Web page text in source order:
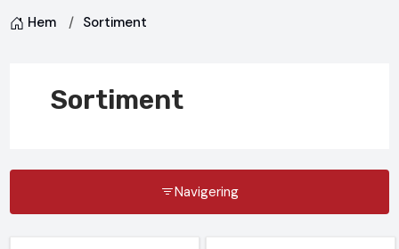
Hem Sortiment
Sortiment
Navigering